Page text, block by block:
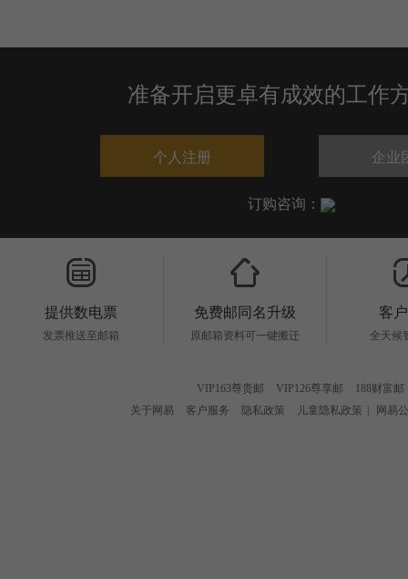
准备开启更卓有成效的工作
个人注册 企业
订购咨询：
提供数电票
发票推送至邮箱
免费邮同名升级
原邮箱资料可一键搬迁
客
全天候